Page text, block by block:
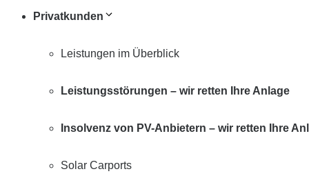
Privatkunden
Leistungen im Überblick
Leistungsstörungen – wir retten Ihre Anlage
Insolvenz von PV-Anbietern – wir retten Ihre
Solar Carports